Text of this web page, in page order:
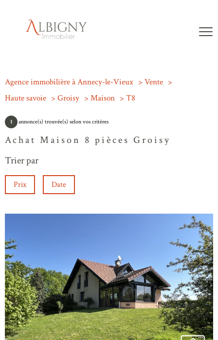
Agence immobilière à Annecy-le-Vieux
Vente
Haute savoie
Groisy Maison T8
1 annonce(s) trouvée(s) selon vos critères
Achat Maison 8 pièces Groisy
Trier par
Prix Date
voir le
bien